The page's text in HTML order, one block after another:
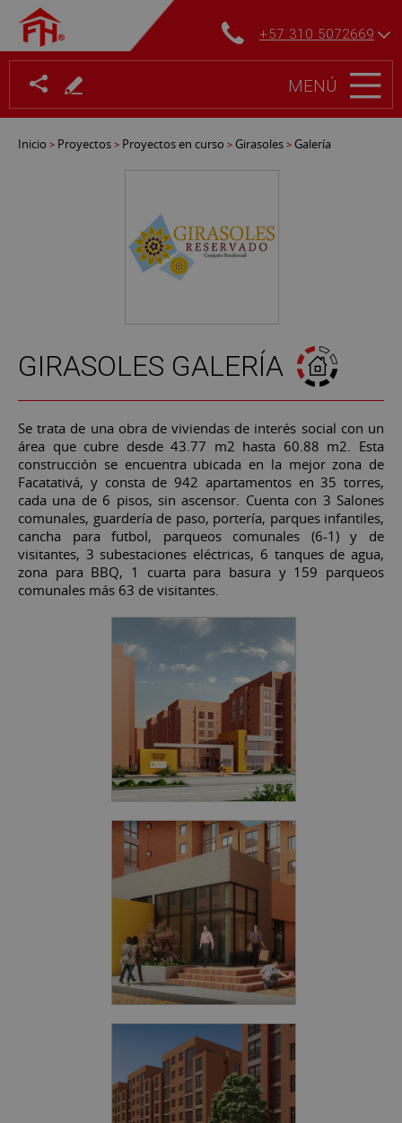
MENÚ
+57 310 5072669
Inicio > Proyectos > Proyectos en curso > Girasoles > Galería
GIRASOLES GALERÍA
Se trata de una obra de viviendas de interés social con un
área que cubre desde 43.77 m2 hasta 60.88 m2. Esta
construcción se encuentra ubicada en la mejor zona de
Facatativá, y consta de 942 apartamentos en 35 torres,
cada una de 6 pisos, sin ascensor. Cuenta con 3 Salones
comunales, guardería de paso, portería, parques infantiles,
cancha para futbol, parqueos comunales (6-1) y de
visitantes, 3 subestaciones eléctricas, 6 tanques de agua,
zona para BBQ, 1 cuarta para basura y 159 parqueos
comunales más 63 de visitantes.